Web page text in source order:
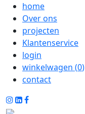
home
Over ons
projecten
Klantenservice
login
winkelwagen (0)
contact